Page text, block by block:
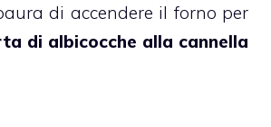
di accendere il forno per
di albicocche alla cannella